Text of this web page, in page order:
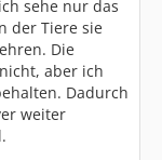
sehe nur das
der Tiere sie
Die
aber ich
Dadurch
weiter